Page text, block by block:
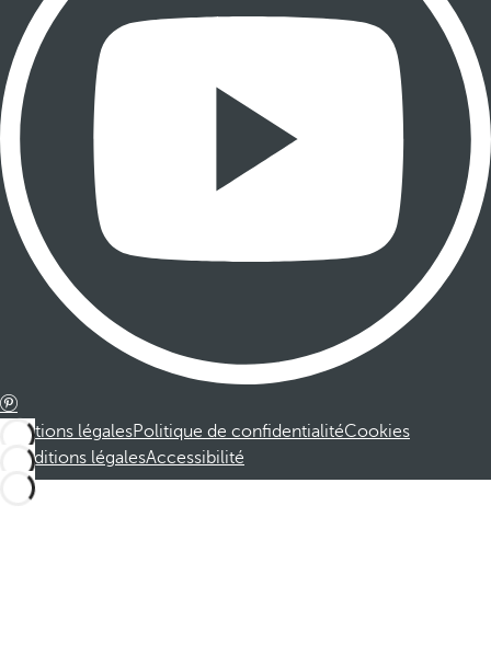
Mentions légalesPolitique de confidentialitéCookies
Conditions légalesAccessibilité